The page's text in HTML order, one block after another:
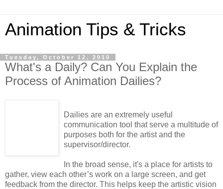
Animation Tips & Tricks
Tuesday, October 12, 2010
What's a Daily? Can You Explain the
Process of Animation Dailies?
Dailies are an extremely useful
communication tool that serve a multitude of
purposes both for the artist and the
supervisor/director.
In the broad sense, it's a place for artists to
gather, view each other’s work on a large screen, and get
feedback from the director. This helps keep the artistic vision